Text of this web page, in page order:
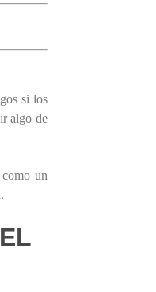
si los
algo de
un